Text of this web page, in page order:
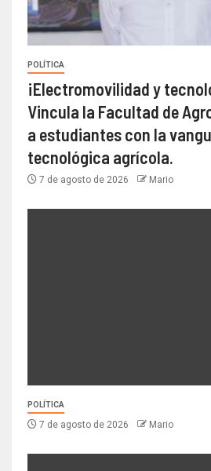
POLÍTICA
¡Electromovilidad y
Vincula la Facultad de
a estudiantes con la
tecnológica agrícola.
7 de agosto de 2026 Mario
POLÍTICA
7 de agosto de 2026 Mario